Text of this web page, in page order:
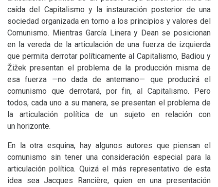
caída del Capitalismo y la instauración posterior de una
sociedad organizada en torno a los principios y valores del
Comunismo. Mientras García Linera y Dean se posicionan
en la vereda de la articulación de una fuerza de izquierda
que permita derrotar políticamente al Capitalismo, Badiou y
Žižek presentan el problema de la producción misma de
esa fuerza —no dada de antemano— que producirá el
comunismo que derrotará, por fin, al Capitalismo. Pero
todos, cada uno a su manera, se presentan el problema de
la articulación política de un sujeto en relación con
un horizonte.
En la otra esquina, hay algunos autores que piensan el
comunismo sin tener una consideración especial para la
articulación política. Quizá el más representativo de esta
idea sea Jacques Rancière, quien en una presentación